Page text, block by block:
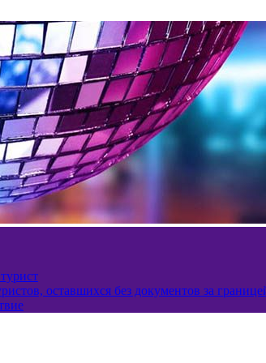
оставшихся без документов за